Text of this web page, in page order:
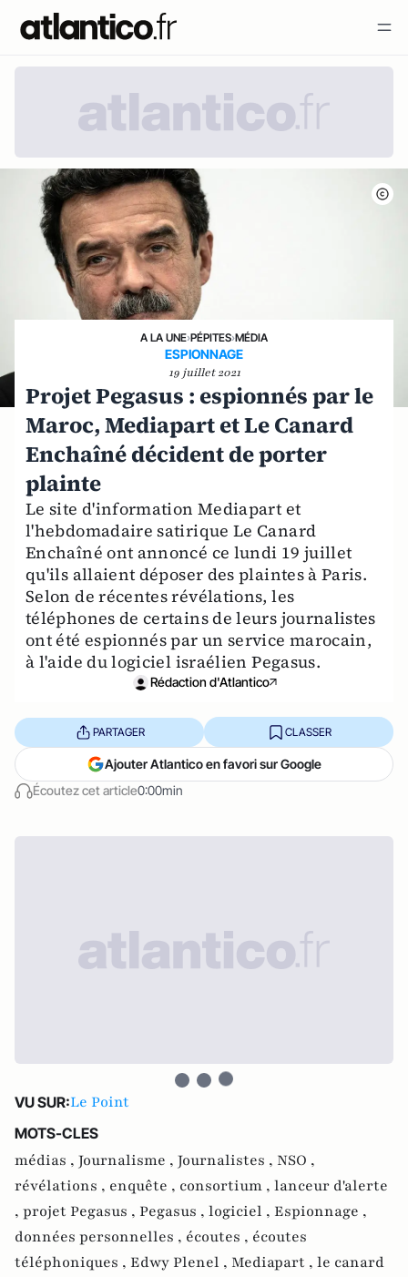
A LA UNE›PÉPITES›MÉDIA
ESPIONNAGE
19 juillet 2021
Projet Pegasus : espionnés par le
Maroc, Mediapart et Le Canard
Enchaîné décident de porter
plainte
Le site d'information Mediapart et
l'hebdomadaire satirique Le Canard
Enchaîné ont annoncé ce lundi 19 juillet
qu'ils allaient déposer des plaintes à Paris.
Selon de récentes révélations, les
téléphones de certains de leurs journalistes
ont été espionnés par un service marocain,
à l'aide du logiciel israélien Pegasus.
Rédaction d'Atlantico
Écoutez cet article0:00min
PARTAGER CLASSER
Ajouter Atlantico en favori sur Google
VU SUR:Le Point
MOTS-CLES
médias , Journalisme , Journalistes , NSO ,
révélations , enquête , consortium , lanceur d'alerte
, projet Pegasus , Pegasus , logiciel , Espionnage ,
données personnelles , écoutes , écoutes
téléphoniques , Edwy Plenel , Mediapart , le canard